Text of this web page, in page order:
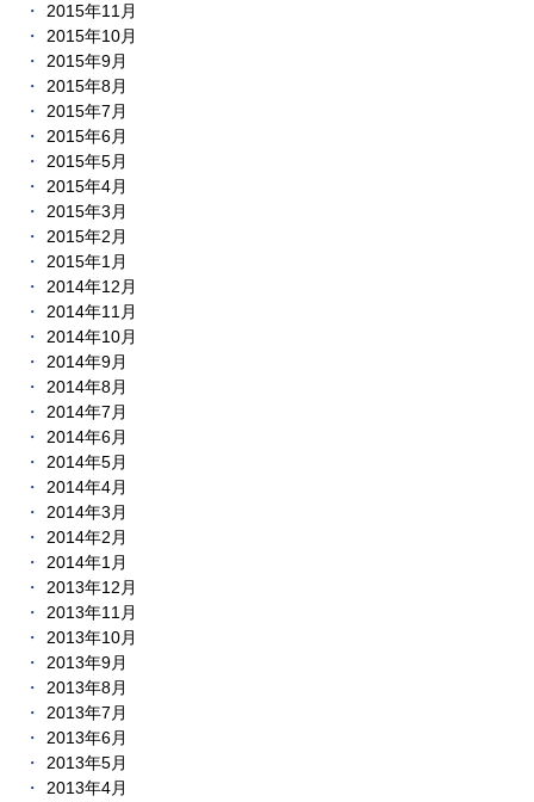
2015年11月
2015年10月
2015年9月
2015年8月
2015年7月
2015年6月
2015年5月
2015年4月
2015年3月
2015年2月
2015年1月
2014年12月
2014年11月
2014年10月
2014年9月
2014年8月
2014年7月
2014年6月
2014年5月
2014年4月
2014年3月
2014年2月
2014年1月
2013年12月
2013年11月
2013年10月
2013年9月
2013年8月
2013年7月
2013年6月
2013年5月
2013年4月